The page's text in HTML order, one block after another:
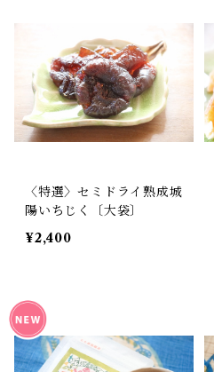
〈特選〉セミドライ熟成城
陽いちじく〔大袋〕
¥2,400